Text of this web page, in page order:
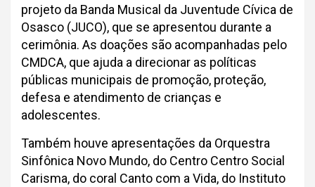
projeto da Banda Musical da Juventude Cívica de
Osasco (JUCO), que se apresentou durante a
cerimônia. As doações são acompanhadas pelo
CMDCA, que ajuda a direcionar as políticas
públicas municipais de promoção, proteção,
defesa e atendimento de crianças e
adolescentes.
Também houve apresentações da Orquestra
Sinfônica Novo Mundo, do Centro Centro Social
Carisma, do coral Canto com a Vida, do Instituto